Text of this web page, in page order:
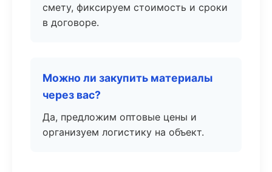
смету, фиксируем стоимость и сроки
в договоре.
Можно ли закупить материалы
через вас?
Да, предложим оптовые цены и
организуем логистику на объект.